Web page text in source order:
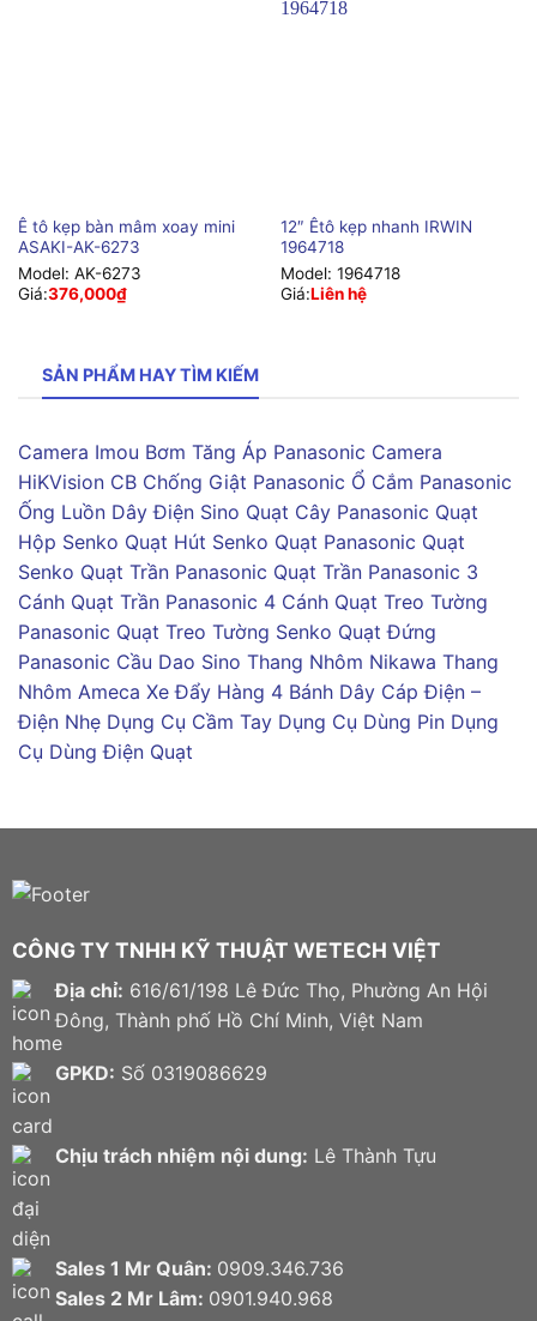
Ê tô kẹp bàn mâm xoay mini
ASAKI-AK-6273
Model: AK-6273
Giá:376,000₫
12″ Êtô kẹp nhanh IRWIN
1964718
Model: 1964718
Giá:Liên hệ
SẢN PHẨM HAY TÌM KIẾM
Camera Imou Bơm Tăng Áp Panasonic Camera
HiKVision CB Chống Giật Panasonic Ổ Cắm Panasonic
Ống Luồn Dây Điện Sino Quạt Cây Panasonic Quạt
Hộp Senko Quạt Hút Senko Quạt Panasonic Quạt
Senko Quạt Trần Panasonic Quạt Trần Panasonic 3
Cánh Quạt Trần Panasonic 4 Cánh Quạt Treo Tường
Panasonic Quạt Treo Tường Senko Quạt Đứng
Panasonic Cầu Dao Sino Thang Nhôm Nikawa Thang
Nhôm Ameca Xe Đẩy Hàng 4 Bánh Dây Cáp Điện –
Điện Nhẹ Dụng Cụ Cầm Tay Dụng Cụ Dùng Pin Dụng
Cụ Dùng Điện Quạt
CÔNG TY TNHH KỸ THUẬT WETECH VIỆT
Địa chỉ: 616/61/198 Lê Đức Thọ, Phường An Hội
Đông, Thành phố Hồ Chí Minh, Việt Nam
GPKD: Số 0319086629
Chịu trách nhiệm nội dung: Lê Thành Tựu
Sales 1 Mr Quân: 0909.346.736
Sales 2 Mr Lâm: 0901.940.968